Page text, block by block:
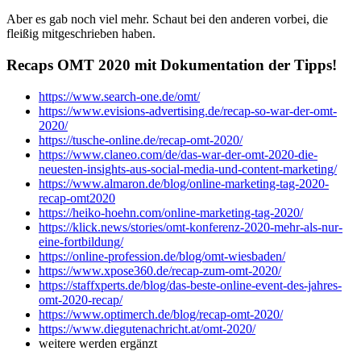
Aber es gab noch viel mehr. Schaut bei den anderen vorbei, die
fleißig mitgeschrieben haben.
Recaps OMT 2020 mit Dokumentation der Tipps!
https://www.search-one.de/omt/
https://www.evisions-advertising.de/recap-so-war-der-omt-
2020/
https://tusche-online.de/recap-omt-2020/
https://www.claneo.com/de/das-war-der-omt-2020-die-
neuesten-insights-aus-social-media-und-content-marketing/
https://www.almaron.de/blog/online-marketing-tag-2020-
recap-omt2020
https://heiko-hoehn.com/online-marketing-tag-2020/
https://klick.news/stories/omt-konferenz-2020-mehr-als-nur-
eine-fortbildung/
https://online-profession.de/blog/omt-wiesbaden/
https://www.xpose360.de/recap-zum-omt-2020/
https://staffxperts.de/blog/das-beste-online-event-des-jahres-
omt-2020-recap/
https://www.optimerch.de/blog/recap-omt-2020/
https://www.diegutenachricht.at/omt-2020/
weitere werden ergänzt